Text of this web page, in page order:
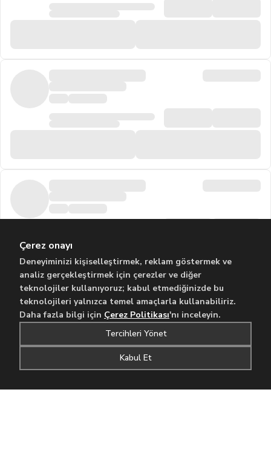
Çerez onayı
Deneyiminizi kişiselleştirmek, reklam göstermek ve
analiz gerçekleştirmek için çerezler ve diğer
teknolojiler kullanıyoruz; kabul etmediğinizde bu
teknolojileri yalnızca temel amaçlarla kullanabiliriz.
Daha fazla bilgi için Çerez Politikası'nı inceleyin.
Tercihleri Yönet
Kabul Et